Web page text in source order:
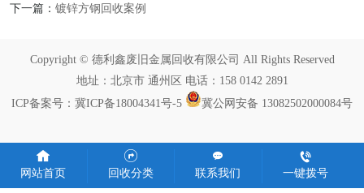
下一篇： 镀锌方钢回收案例
Copyright © 德利鑫废旧金属回收有限公司 All Rights Reserved
地址：北京市 通州区 电话：158 0142 2891
ICP备案号： 冀ICP备18004341号-5 冀公网安备 13082502000084号
网站首页 回收分类 联系我们 一键拨号